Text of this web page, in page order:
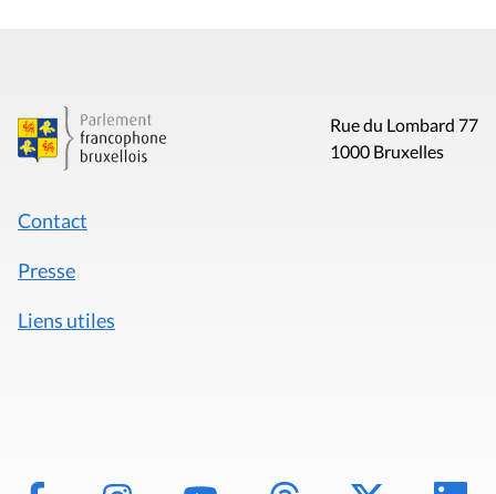
Rue du Lombard 77
1000 Bruxelles
Contact
Presse
Liens utiles